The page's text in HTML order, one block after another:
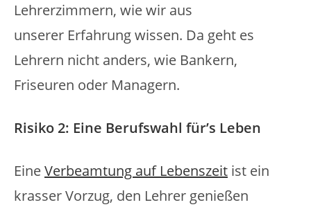
Lehrerzimmern, wie wir aus
unserer Erfahrung wissen. Da geht es
Lehrern nicht anders, wie Bankern,
Friseuren oder Managern.
Risiko 2: Eine Berufswahl für’s Leben
EineVerbeamtung auf Lebenszeit ist ein
krasser Vorzug, den Lehrer genießen